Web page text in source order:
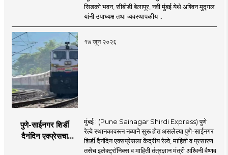
करण्यास प्राधान्य देणार :
अश्विन मुद्गल
सिडको भवन, सीबीडी बेलापूर, नवी मुंबई येथे अश्विन मुद्गल
यांनी उपाध्यक्ष तथा व्यवस्थापकीय ..
१७ जून २०२६
पुणे-साईनगर शिर्डी
दैनंदिन एक्प्रेसचा
मुंबई : (Pune Sainagar Shirdi Express) पुणे
रेल्वे स्थानकावरून नव्याने सुरू होत असलेल्या पुणे-साईनगर
शिर्डी दैनंदिन एक्सप्रेसला केंद्रीय रेल्वे, माहिती व प्रसारण
तसेच इलेक्ट्रॉनिक्स व माहिती तंत्रज्ञान मंत्री अश्विनी वैष्णव